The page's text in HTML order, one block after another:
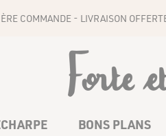
COMMANDE - LIVRAISON
BONS PLANS